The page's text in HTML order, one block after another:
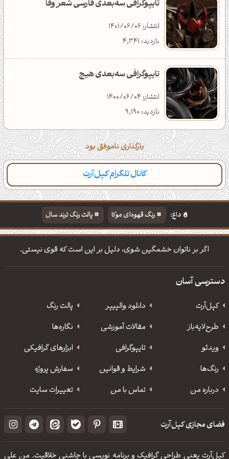
تایپوگرافی سه‌بعدی فارسی شعر وفا
انتشار: 1401/06/06
بازدید: 4,341
تایپوگرافی سه‌بعدی هیچ
انتشار: 1400/06/04
بازدید: 9,190
بارگذاری ناموفق بود
کانال تلگرام کپل‌آرت
داغ: رنگ قهوه‌ای موکا
پالت رنگ ترند سال
دانلود والپیپر مذهبی
تایپوگرافی شعر مولانا
اگر بر ناتوان خشمگین شوی، دلیل بر این است که قوی نیستی.
دسترسی آسان
کپل‌آرت دانلود‌ والپیپر
پالت رنگ
طرح‌لایه‌باز
مقالات آموزشی
نگاره‌ها
ویدئو
‌تایپوگرافی
ابزارهای گرافیکی
رنگ‌ها
شرایط و قوانین
سفارش پروژه
درباره من
تماس با من تغییرات سایت
فضای مجازی کپل‌آرت
کپل‌آرت یعنی طراحی گرافیک و برنامه نویسی با چاشنی خلاقیت. من علی